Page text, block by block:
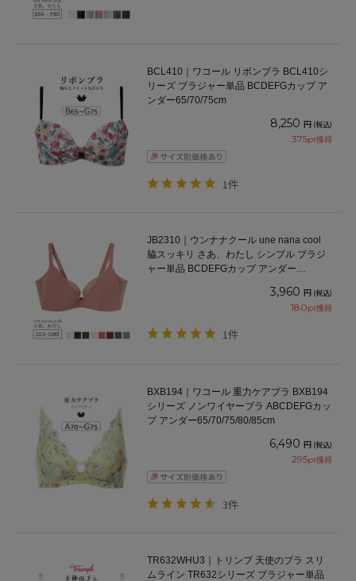
BCL410｜ワコール リボンブラ BCL410シ
リーズ ブラジャー単品 BCDEFGカップ ア
ンダー65/70/75cm
8,250 円 (税込)
375pt獲得
1件
JB2310｜ウンナナクール une nana cool
脇スッキリ さあ、わたし シンプル ブラジ
ャー単品 BCDEFGカップ アンダー
3,960 円 (税込)
180pt獲得
1件
BXB194｜ワコール 重力ケアブラ BXB194
シリーズ ノンワイヤーブラ ABCDEFGカッ
プ アンダー65/70/75/80/85cm
6,490 円 (税込)
295pt獲得
3件
TR632WHU3｜トリンプ 天使のブラ スリ
ムライン TR632シリーズ ブラジャー単品